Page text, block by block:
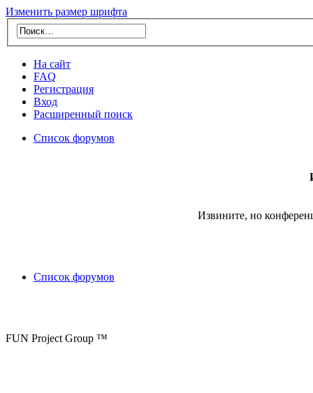
Изменить размер шрифта
На сайт
FAQ
Регистрация
Вход
Расширенный поиск
Список форумов
Извините, но
Список форумов
FUN Project Group ™